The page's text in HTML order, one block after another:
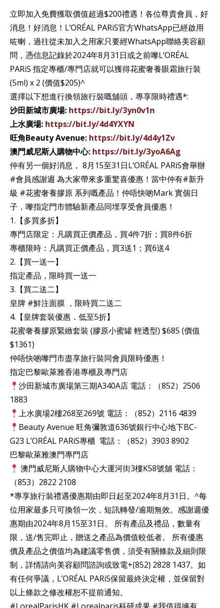
立即加入免費獲取價值超過$200禮遇！各位尊貴會員，好
消息！好消息！L‘ORÉAL PARiS官方WhatsApp已經啟用
咗喇，過往從未加入之用家只要經WhatsApp聯絡美容顧
問，憑信息記錄於2024年8月31日或之前嚟L‘ORÉAL
PARiS 指定專櫃/專門店就可以獲得花蜜奢養眼霜旅行裝
(5ml) x 2 (價值$205)^
選擇以下想進行換領旅行裝嘅舖頭，專享限時禮遇*:
沙田新城市廣場: https://bit.ly/3yn0v1n
上水廣場: https://bit.ly/4d4YXYN
旺角Beauty Avenue: https://bit.ly/4d4y1Zv
澳門威尼斯人購物中心: https://bit.ly/3yoA6Ag
仲有另一個好消息， 8月15至31日L‘ORÉAL PARiS會舉辦
#會員感謝週 為大家帶來多重驚喜優惠！當中仲有#新升
級 #花蜜奢養膠原 系列嘅產品！仲唔快啲Mark 實個日
子，嚟指定門市體驗新產品同埋享受會員優惠！
1.【多買多折】
專門店限定：凡購買正價產品，買4件7折；買8件6折
專櫃限時：凡購買正價產品，買3送1；買6送4
2.【買一送一】
指定產品，限時買一送一
3.【買二送二】
皇牌 #鮮注面膜 ，限時買二送二
4.【皇牌套裝優惠．低至5折】
花蜜奢養膠原緊緻套裝 (膠原小蜜罐 輕透型) $685 (價值
$1361)
仲唔快啲嚟門市盡享旅行裝同會員限時優惠！
指定巴黎歐萊雅香港專櫃及專門店
沙田新城市廣場第三期A340A店 電話：（852）2506
1883
上水廣場2樓268至269號 電話：（852）2116 4839
Beauty Avenue 旺角彌敦道636號銀行中心地下BC-
G23 L’ORÉAL PARiS專櫃 電話：（852）3903 8902
巴黎歐萊雅澳門專門店
澳門威尼斯人購物中心大運河街3樓K58號舖 電話：
（853）2822 2108
*專享旅行裝禮遇優惠期由即日起至2024年8月31日。^每
位用家最多只可換領一次，短訊轉發/逾期無效。感謝週優
惠期由2024年8月15至31日。 所有產品及禮品，數量有
限，送/售完即止，贈送之產品為價值較低者。 所有優惠
價及產品之價值均為建議零售價，須受有關條款及細則限
制，詳情請向美容顧問諮詢或致電+(852) 2828 1437。如
有任何爭議，L’ORÉAL PARiS保留最終決定權，並保留對
以上條款之修改權恕不提前通知。